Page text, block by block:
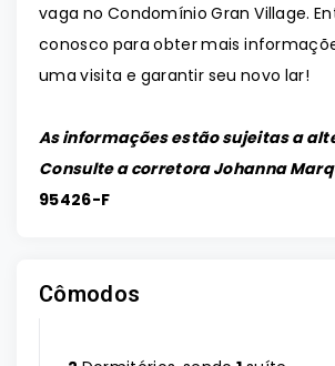
vaga no Condomínio Gran Village.
conosco para obter mais
uma visita e garantir seu novo lar!
As informações estão sujeitas a
Consulte a corretora Johanna
95426-F
Cômodos